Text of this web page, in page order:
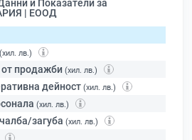
и Показатели за
| ЕООД
(хил. лв.)
от продажби (хил. лв.)
дейност (хил. лв.)
(хил. лв.)
загуба (хил. лв.)